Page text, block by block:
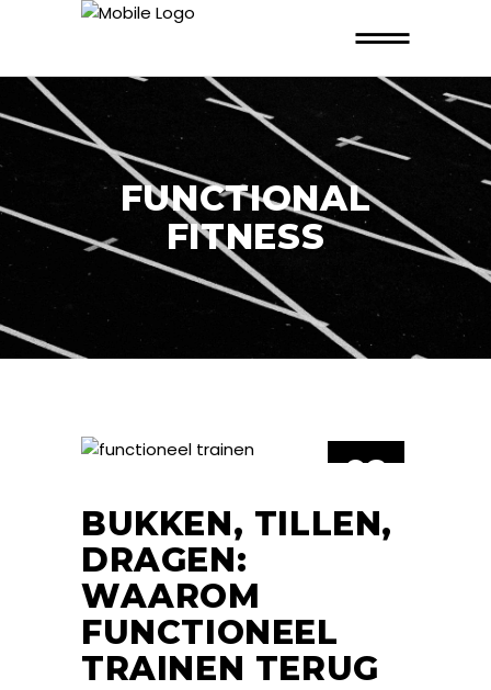
FUNCTIONAL
FITNESS
02
BUKKEN, TILLEN,
DRAGEN:
WAAROM
FUNCTIONEEL
TRAINEN TERUG